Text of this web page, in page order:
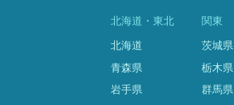
北海道・東北
北海道
青森県
岩手県
関東
茨城県
栃木県
群馬県